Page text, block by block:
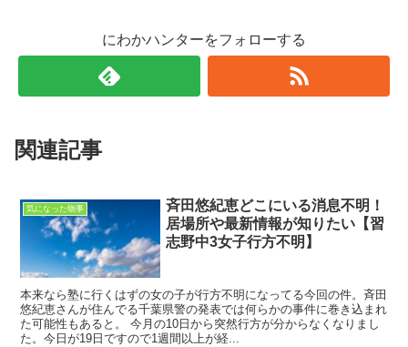
にわかハンターをフォローする
関連記事
気になった物事
斉田悠紀恵どこにいる消息不明！
居場所や最新情報が知りたい【習
志野中3女子行方不明】
本来なら塾に行くはずの女の子が行方不明になってる今回の件。斉田
悠紀恵さんが住んでる千葉県警の発表では何らかの事件に巻き込まれ
た可能性もあると。 今月の10日から突然行方が分からなくなりまし
た。今日が19日ですので1週間以上が経...